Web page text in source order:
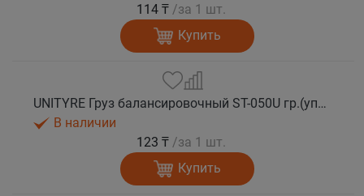
114 ₸ /за 1 шт.
Купить
UNITYRE Груз балансировочный ST-050U гр.(упаковка 50 шт)
В наличии
123 ₸ /за 1 шт.
Купить